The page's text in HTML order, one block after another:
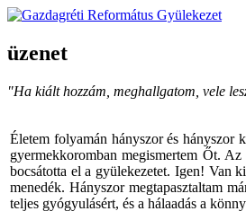
üzenet
"Ha kiált hozzám, meghallgatom, vele
Életem folyamán hányszor és hányszor
gyermekkoromban megismertem Őt.
bocsátotta el a gyülekezetet. Igen! Van
menedék. Hányszor megtapasztaltam
teljes gyógyulásért, és a hálaadás a